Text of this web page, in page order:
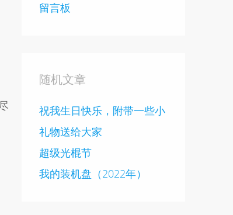
留言板
随机文章
祝我生日快乐，附带一些小
礼物送给大家
超级光棍节
我的装机盘（2022年）